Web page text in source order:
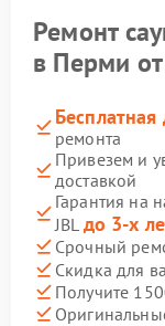
Ремонт
в Перми
Бесплатная
ремонта
Привезем и
доставкой
Гарантия на
JBL до 3-х
Срочный
Скидка для
Получите